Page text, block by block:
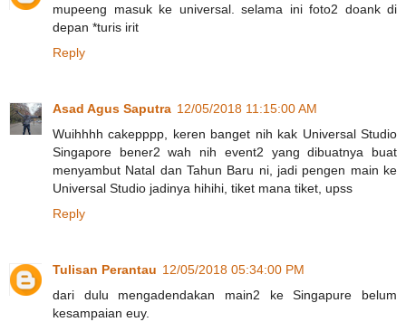
mupeeng masuk ke universal. selama ini foto2 doank di
depan *turis irit
Reply
Asad Agus Saputra 12/05/2018 11:15:00 AM
Wuihhhh cakepppp, keren banget nih kak Universal Studio
Singapore bener2 wah nih event2 yang dibuatnya buat
menyambut Natal dan Tahun Baru ni, jadi pengen main ke
Universal Studio jadinya hihihi, tiket mana tiket, upss
Reply
Tulisan Perantau 12/05/2018 05:34:00 PM
dari dulu mengadendakan main2 ke Singapure belum
kesampaian euy.